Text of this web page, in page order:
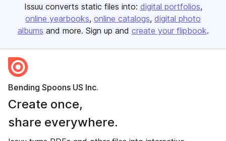
Issuu converts static files into: digital portfolios
online yearbooks online catalogs digital photo
albums and more. Sign up and create your flipbook.
Bending Spoons US Inc.
Create once,
share everywhere.